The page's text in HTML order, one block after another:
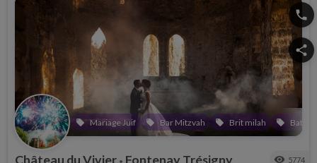
local_offer Mariage Juif local_offer Bar Mitzvah local_offer Brit milah local_offer Bat
phone
share
Château du Vivier • Fontenay Trésigny visibility 5774